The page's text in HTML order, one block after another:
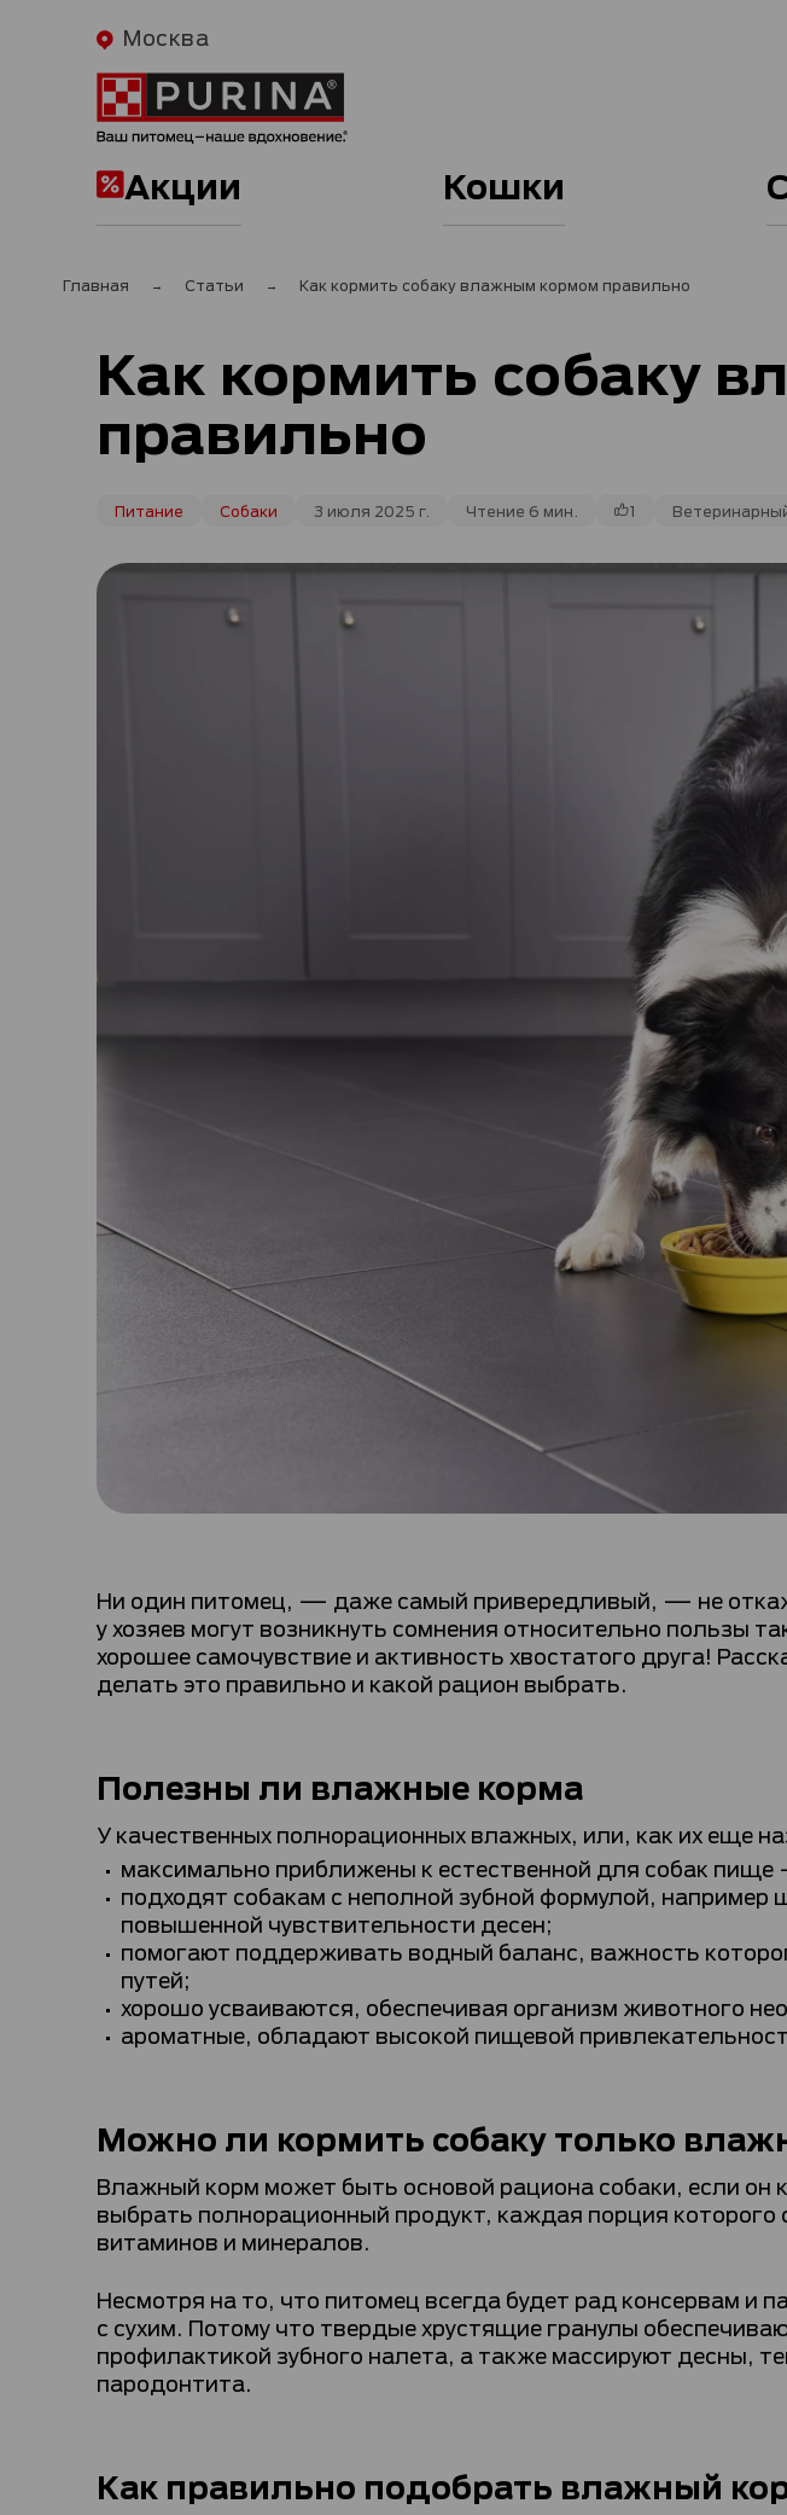
Москва
Акции Кошки
Главная Статьи Как кормить собаку влажным кормом правильно
Как кормить собаку
правильно
Питание Собаки 3 июля 2025 г. Чтение 6 мин. 1
Ни один питомец, — даже самый привередливый, — не
у хозяев могут возникнуть сомнения относительно пользы
хорошее самочувствие и активность хвостатого друга!
делать это правильно и какой рацион выбрать.
Полезны ли влажные корма
У качественных полнорационных влажных, или, как их еще
максимально приближены к естественной для собак
подходят собакам с неполной зубной формулой,
повышенной чувствительности десен;
помогают поддерживать водный баланс, важность
путей;
хорошо усваиваются, обеспечивая организм животного
ароматные, обладают высокой пищевой
Можно ли кормить собаку только
Влажный корм может быть основой рациона собаки, если
выбрать полнорационный продукт, каждая порция
витаминов и минералов.
Несмотря на то, что питомец всегда будет рад консервам
с сухим. Потому что твердые хрустящие гранулы
профилактикой зубного налета, а также массируют десны,
пародонтита.
Как правильно подобрать влажный